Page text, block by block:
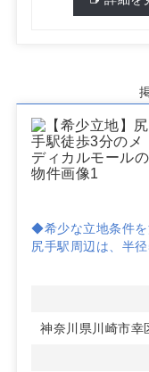
◆希少な立地条件を
尻手駅周辺は、半
を上回り、内科標
JR南武線尻手駅か
大型看板も完備さ
神奈川県川崎市